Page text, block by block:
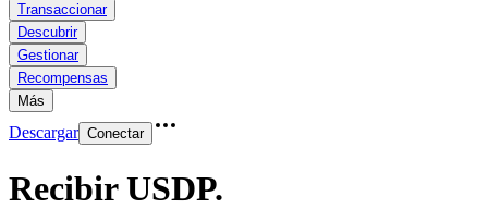
Transaccionar
Descubrir
Gestionar
Recompensas
Más
Descargar Conectar
Recibir USDP.